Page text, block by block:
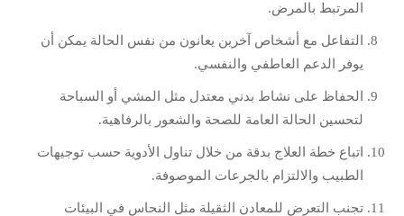
المرتبط بالمرض.
التفاعل مع أشخاص آخرين يعانون من نفس الحالة يمكن أن
يوفر الدعم العاطفي والنفسي.
الحفاظ على نشاط بدني معتدل مثل المشي أو السباحة
لتحسين الحالة العامة للصحة والشعور بالرفاهية.
اتباع خطة العلاج بدقة من خلال تناول الأدوية حسب توجيهات
الطبيب والالتزام بالجرعات الموصوفة.
تجنب التعرض للمعادن الثقيلة مثل النحاس في البيئات